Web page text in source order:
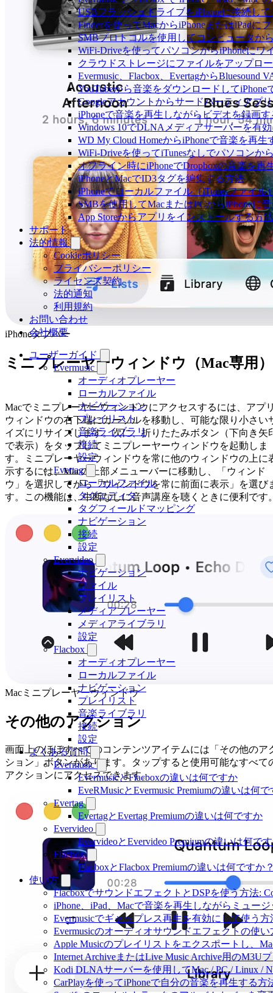
USBフラッシュドライブをiPhoneに接続し
Finderを使ってMacからiPhoneまたはiPadに
SMBプロトコルを使用してコンピュータか
WiFi-Driveを使ってパソコンからiPhoneに
クラウドストレージにファイルをアップロ
Evermusic、Flacbox、Evertagから
YouTubeから音楽をダウンロードして
Googleアカウントからサードパーティアプ
iPhoneで音楽を再生しながらビデオを録画
Windows 10でDLNAメディアサーバーを有
WD My Cloud HomeからiPhoneで音楽を再生
WiFi-Driveを使ってiTunesなしでパソコンか
オフライン時にiPhoneでDropboxの音楽を再
iPhoneとMacでID3タグを編集する方法
iPhoneでローカルファイル（iTunesファイル
SMBを使用してMacまたはPCからiPhoneに
App Storeからアプリをインストールする方
サポート
法的情報
Cookieポリシー
プライバシーポリシー
ライセンス契約
法的通知
利用規約
お問い合わせ
会社概要
ユーザーガイド
Evermusic
オーディオプレーヤー
ローカルファイル
ナビゲーション
プレイリスト
音楽ライブラリ
接続
設定
Evertag
ローカルファイル
タグエディタ
タグフィールドマッピング
ナビゲーション
接続
設定
Evervideo
ナビゲーション
ファイル
プレイリスト
メディアプレーヤー
メディアライブラリ
設定
Flacbox
オーディオプレーヤー
ローカルファイル
ナビゲーション
プレイリスト
音楽ライブラリ
接続
設定
よくある質問
Evermusic
EvermusicとFlacboxの違いは何ですか
EveRMusicとEvermusic Premiumの違いは何で
Evertag
EvertagとEvertag Premiumの違いは何ですか
Evervideo
EvervideoとEvervideo Premiumの違いは何で
Flacbox
FlacboxとFlacbox Premiumの違いは何ですか
使い方
FlacboxでサウンドエフェクトとDSPを使う方法:
iPhone、iPad、Macで音楽を再生しながらミュー
Evermusicでギャップレス再生を有効にして使う方
Evermusicのオーディオサウンドエフェクトの使
Apple Musicのプレイリストをエクスポートし、
Internet ArchiveまたはLive Music Archive用のM3U
Kodi DLNAサーバーを使用してMac / PC / Linux /
CarPlayを使ってiPhoneで自分の音楽を再生する方
iPhoneタブバー
ミニプレーヤーウィンドウ（Mac専用）
Macでミニプレーヤーウィンドウにアクセスするには、アプ
ウィンドウの右下端にカーソルを移動し、可能な限り小さい
イズにリサイズします。次に、折りたたみボタン（下向き矢
で表示）をタップしてミニプレーヤーウィンドウを起動しま
す。ミニプレーヤーウィンドウを常に他のウィンドウの上に
示するには、Macの上部メニューバーに移動し、「ウィンド
ウ」を選択してから「ウィンドウを常に前面に表示」を選び
す。この機能は、中断なしに音声講座を聴くときに便利です
Macミニプレーヤーウィンドウ
その他のアクション
画面上のほぼすべてのコンテンツアイテムには「その他のア
ション」ボタンがあります。タップすると使用可能なすべて
アクションにアクセスできます。